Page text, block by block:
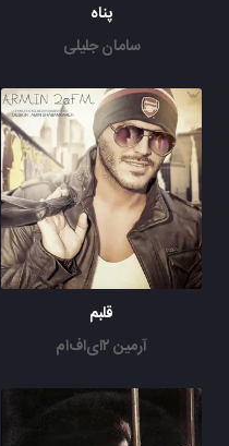
پناه
سامان جلیلی
قلبم
آرمین ۲ای‌اف‌ام